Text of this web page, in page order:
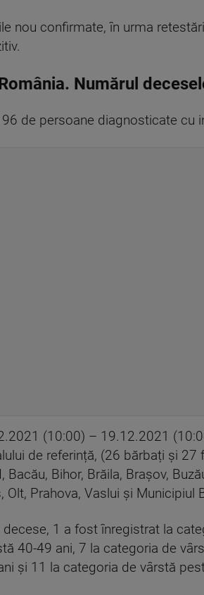
nou confirmate, în urma
Numărul
de persoane diagnosticate cu
(10:00) – 19.12.2021
de referință, (26 bărbați și
Bacău, Bihor, Brăila, Brașov,
Olt, Prahova, Vaslui și Municipiul
decese, 1 a fost înregistrat la
40-49 ani, 7 la categoria de
și 11 la categoria de vârstă